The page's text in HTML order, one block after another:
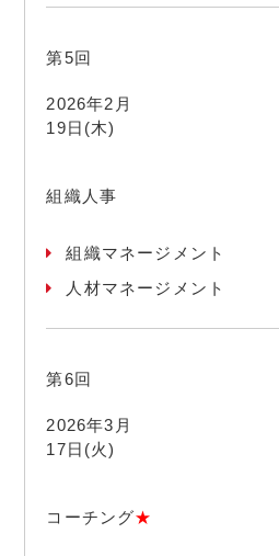
第5回
2026年2月
19日(木)
組織人事
組織マネージメント
人材マネージメント
第6回
2026年3月
17日(火)
コーチング★